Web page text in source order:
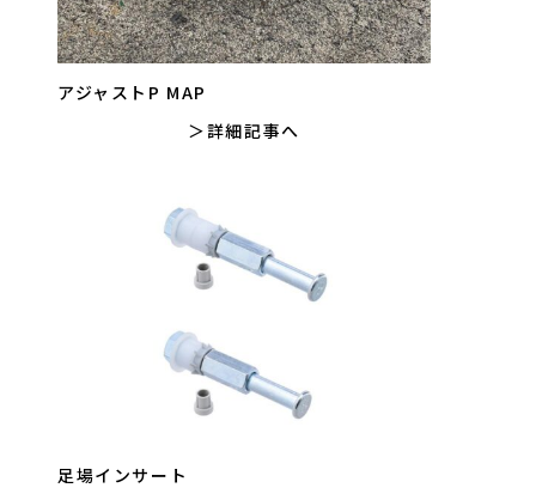
アジャストP MAP
詳細記事へ
足場インサート